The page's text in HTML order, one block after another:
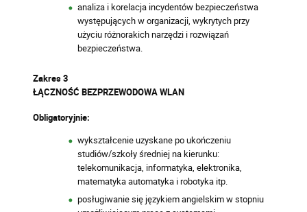
analiza i korelacja incydentów bezpieczeństwa
występujących w organizacji, wykrytych przy
użyciu różnorakich narzędzi i rozwiązań
bezpieczeństwa.
Zakres 3
ŁĄCZNOŚĆ BEZPRZEWODOWA WLAN
Obligatoryjnie:
wykształcenie uzyskane po ukończeniu
studiów/szkoły średniej na kierunku:
telekomunikacja, informatyka, elektronika,
matematyka automatyka i robotyka itp.
posługiwanie się językiem angielskim w stopniu